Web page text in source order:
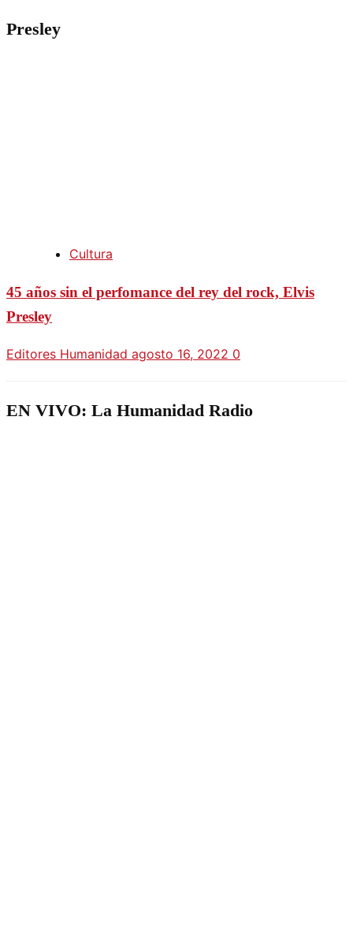
Presley
Cultura
45 años sin el perfomance del rey del rock, Elvis
Presley
Editores Humanidad agosto 16, 2022 0
EN VIVO: La Humanidad Radio